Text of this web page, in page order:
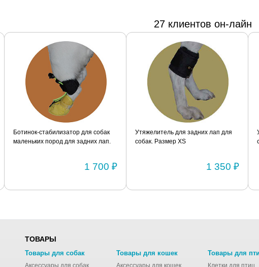
27 клиентов он-лайн
Ботинок-стабилизатор для собак
маленьких пород для задних лап.
1 700 ₽
Утяжелитель для задних лап для
собак. Размер XS
1 350 ₽
ТОВАРЫ
Товары для собак
Аксессуары для собак
Товары для кошек
Аксессуары для кошек
Товары для
Клетки для птиц